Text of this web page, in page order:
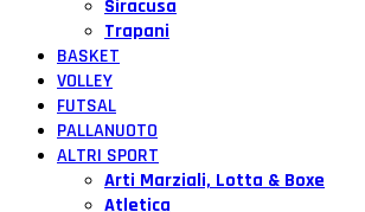
Siracusa
Trapani
BASKET
VOLLEY
FUTSAL
PALLANUOTO
ALTRI SPORT
Arti Marziali, Lotta & Boxe
Atletica